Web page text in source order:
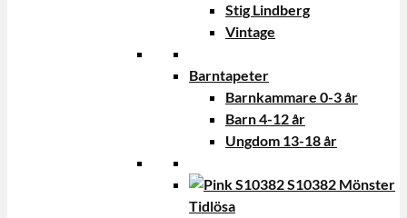
Stig Lindberg
Vintage
Barntapeter
Barnkammare 0-3 år
Barn 4-12 år
Ungdom 13-18 år
Tidlösa